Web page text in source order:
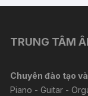
TRUNG TÂM
Chuyên đào tạo
Piano - Guitar -